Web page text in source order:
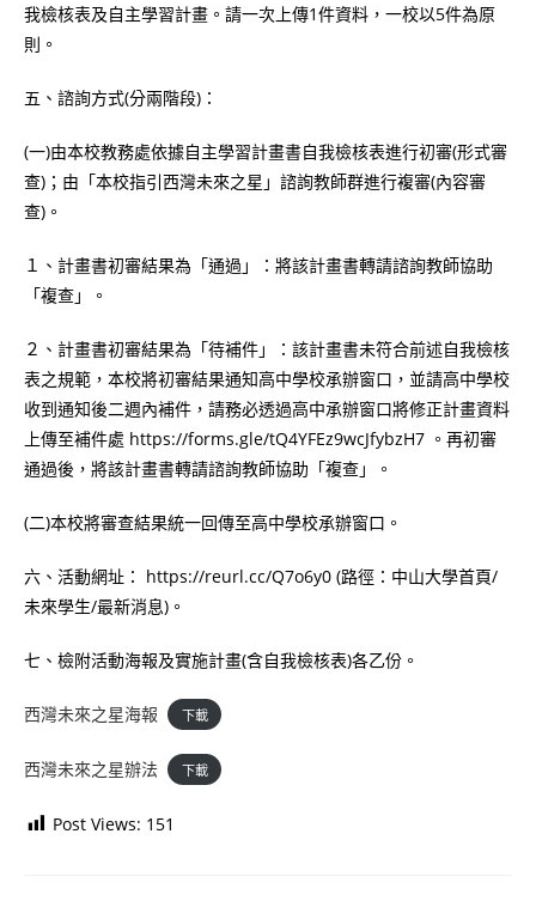
我檢核表及自主學習計畫。請一次上傳1件資料，一校以5件為原
則。
五、諮詢方式(分兩階段)：
(一)由本校教務處依據自主學習計畫書自我檢核表進行初審(形式審
查)；由「本校指引西灣未來之星」諮詢教師群進行複審(內容審
查)。
１、計畫書初審結果為「通過」：將該計畫書轉請諮詢教師協助
「複查」。
２、計畫書初審結果為「待補件」：該計畫書未符合前述自我檢核
表之規範，本校將初審結果通知高中學校承辦窗口，並請高中學校
收到通知後二週內補件，請務必透過高中承辦窗口將修正計畫資料
上傳至補件處 https://forms.gle/tQ4YFEz9wcJfybzH7 。再初審
通過後，將該計畫書轉請諮詢教師協助「複查」。
(二)本校將審查結果統一回傳至高中學校承辦窗口。
六、活動網址： https://reurl.cc/Q7o6y0 (路徑：中山大學首頁/
未來學生/最新消息)。
七、檢附活動海報及實施計畫(含自我檢核表)各乙份。
西灣未來之星海報 下載
西灣未來之星辦法 下載
Post Views: 151